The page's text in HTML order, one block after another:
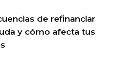
de refinanciar
y cómo afecta tus